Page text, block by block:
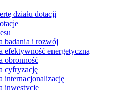
działu dotacji
badania i rozwój
efektywność energetyczną
obronność
cyfryzację
internacjonalizację
inwestycje